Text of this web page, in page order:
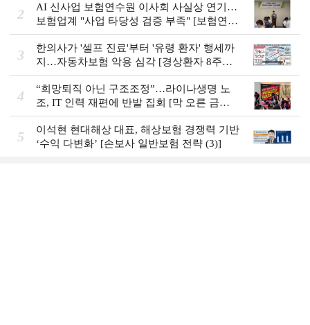
2
AI 신사업 보험연수원 이사회 사실상 연기…
보험업계 "사업 타당성 검증 부족" [보험연수
원 AI사업 논란]
3
한의사가 '셀프 진료'부터 '유령 환자' 행세까
지…자동차보험 악용 심각 [경상환자 8주룰
도입 초읽기]
4
“희망퇴직 아닌 구조조정”…라이나생명 노
조, IT 인력 재편에 반발 집회 [막 오른 금융
권 하투(夏鬪)]
5
이석현 현대해상 대표, 해상보험 경쟁력 기반
‘수익 다변화ʼ [손보사 일반보험 전략 (3)]